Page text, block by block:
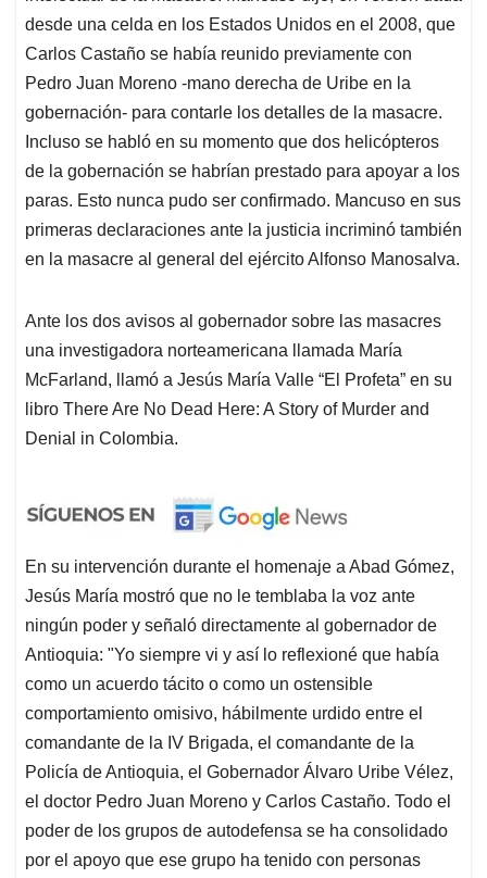
desde una celda en los Estados Unidos en el 2008, que
Carlos Castaño se había reunido previamente con
Pedro Juan Moreno -mano derecha de Uribe en la
gobernación- para contarle los detalles de la masacre.
Incluso se habló en su momento que dos helicópteros
de la gobernación se habrían prestado para apoyar a los
paras. Esto nunca pudo ser confirmado. Mancuso en sus
primeras declaraciones ante la justicia incriminó también
en la masacre al general del ejército Alfonso Manosalva.
Ante los dos avisos al gobernador sobre las masacres
una investigadora norteamericana llamada María
McFarland, llamó a Jesús María Valle “El Profeta” en su
libro There Are No Dead Here: A Story of Murder and
Denial in Colombia.
En su intervención durante el homenaje a Abad Gómez,
Jesús María mostró que no le temblaba la voz ante
ningún poder y señaló directamente al gobernador de
Antioquia: "Yo siempre vi y así lo reflexioné que había
como un acuerdo tácito o como un ostensible
comportamiento omisivo, hábilmente urdido entre el
comandante de la IV Brigada, el comandante de la
Policía de Antioquia, el Gobernador Álvaro Uribe Vélez,
el doctor Pedro Juan Moreno y Carlos Castaño. Todo el
poder de los grupos de autodefensa se ha consolidado
por el apoyo que ese grupo ha tenido con personas